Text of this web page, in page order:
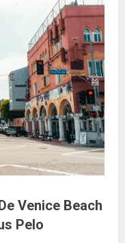
Venice Beach
Pelo